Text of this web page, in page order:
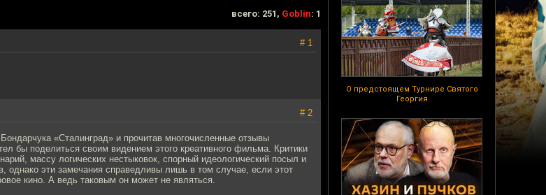
О предстоящем Турнире Святого
Георгия
всего: 251, Goblin: 1
# 1
# 2
«Сталинград» и прочитав многочисленные отзывы
бы поделиться своим видением этого креативного фильма. Критики
массу логических нестыковок, спорный идеологический посыл и
однако эти замечания справедливы лишь в том случае, если этот
кино. А ведь таковым он может не являться.